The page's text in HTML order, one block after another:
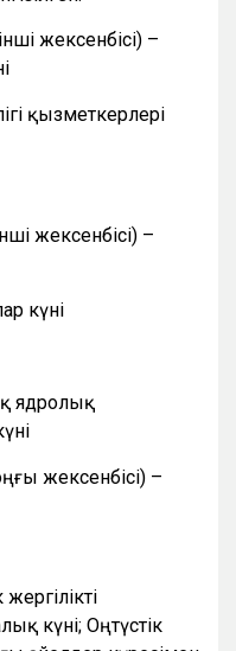
жексенбісі) –
қызметкерлері
жексенбісі) –
күні
ядролық
жексенбісі) –
күні; Оңтүстік